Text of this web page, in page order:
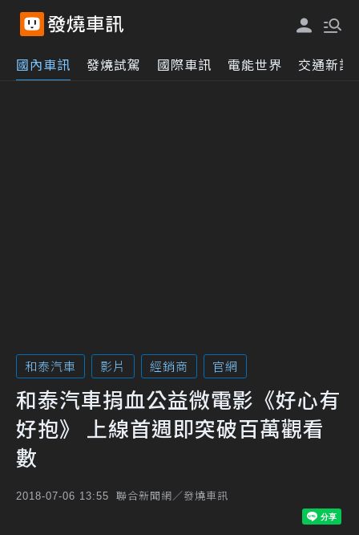
國內車訊 發燒試駕 國際車訊 電能世界 交通新訊
和泰汽車 影片 經銷商 官網
和泰汽車捐血公益微電影《好心有
好抱》 上線首週即突破百萬觀看
數
2018-07-06 13:55 聯合新聞網／發燒車訊